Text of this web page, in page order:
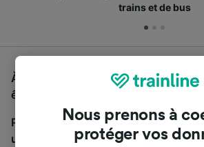
trains et de bus
À la recherche d'un bus de Avignon
êtes au bon endroit.
Pour trouver des billets de bus,
une recherche ci-dessus. Nous
Nous prenons à
protéger vos